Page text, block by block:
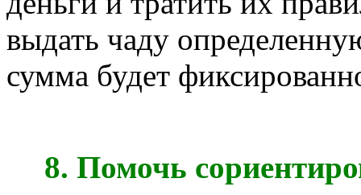
выдать чаду
сумма будет
8. Помочь